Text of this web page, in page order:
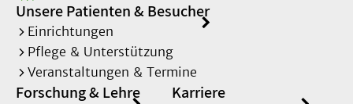
Unsere Patienten & Besucher
Einrichtungen
Pflege & Unterstützung
Veranstaltungen & Termine
Forschung & Lehre Karriere